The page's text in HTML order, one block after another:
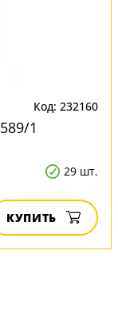
Код: 232160
1
29 шт.
КУПИТЬ